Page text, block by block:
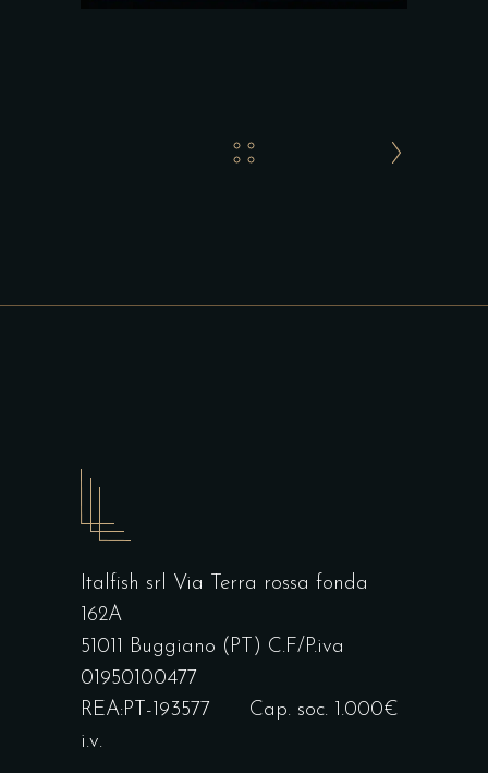
Italfish srl Via Terra rossa fonda
162A
51011 Buggiano (PT) C.F/P.iva
01950100477
REA:PT-193577 Cap. soc. 1.000€
i.v.